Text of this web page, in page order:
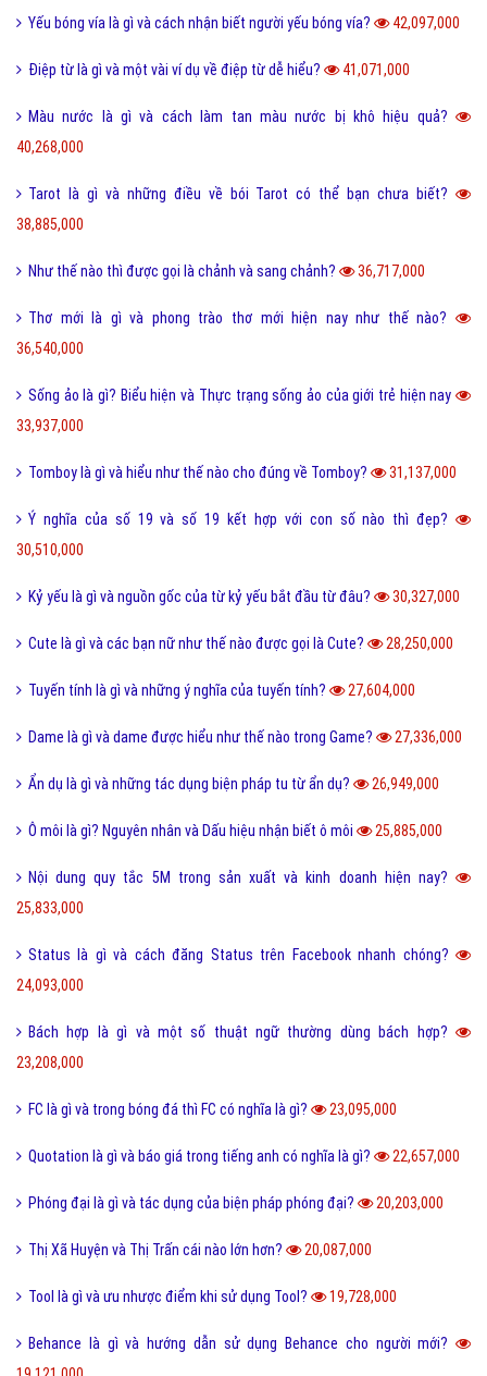
Yếu bóng vía là gì và cách nhận biết người yếu bóng vía? 42,097,000
Điệp từ là gì và một vài ví dụ về điệp từ dễ hiểu? 41,071,000
Màu nước là gì và cách làm tan màu nước bị khô hiệu quả?
40,268,000
Tarot là gì và những điều về bói Tarot có thể bạn chưa biết?
38,885,000
Như thế nào thì được gọi là chảnh và sang chảnh? 36,717,000
Thơ mới là gì và phong trào thơ mới hiện nay như thế nào?
36,540,000
Sống ảo là gì? Biểu hiện và Thực trạng sống ảo của giới trẻ hiện nay
33,937,000
Tomboy là gì và hiểu như thế nào cho đúng về Tomboy? 31,137,000
Ý nghĩa của số 19 và số 19 kết hợp với con số nào thì đẹp?
30,510,000
Kỷ yếu là gì và nguồn gốc của từ kỷ yếu bắt đầu từ đâu? 30,327,000
Cute là gì và các bạn nữ như thế nào được gọi là Cute? 28,250,000
Tuyến tính là gì và những ý nghĩa của tuyến tính? 27,604,000
Dame là gì và dame được hiểu như thế nào trong Game? 27,336,000
Ẩn dụ là gì và những tác dụng biện pháp tu từ ẩn dụ? 26,949,000
Ô môi là gì? Nguyên nhân và Dấu hiệu nhận biết ô môi 25,885,000
Nội dung quy tắc 5M trong sản xuất và kinh doanh hiện nay?
25,833,000
Status là gì và cách đăng Status trên Facebook nhanh chóng?
24,093,000
Bách hợp là gì và một số thuật ngữ thường dùng bách hợp?
23,208,000
FC là gì và trong bóng đá thì FC có nghĩa là gì? 23,095,000
Quotation là gì và báo giá trong tiếng anh có nghĩa là gì? 22,657,000
Phóng đại là gì và tác dụng của biện pháp phóng đại? 20,203,000
Thị Xã Huyện và Thị Trấn cái nào lớn hơn? 20,087,000
Tool là gì và ưu nhược điểm khi sử dụng Tool? 19,728,000
Behance là gì và hướng dẫn sử dụng Behance cho người mới?